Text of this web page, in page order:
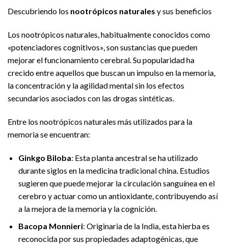
Descubriendo los nootrópicos naturales y sus beneficios
Los nootrópicos naturales, habitualmente conocidos como
«potenciadores cognitivos», son sustancias que pueden
mejorar el funcionamiento cerebral. Su popularidad ha
crecido entre aquellos que buscan un impulso en la memoria,
la concentración y la agilidad mental sin los efectos
secundarios asociados con las drogas sintéticas.
Entre los nootrópicos naturales más utilizados para la
memoria se encuentran:
Ginkgo Biloba: Esta planta ancestral se ha utilizado
durante siglos en la medicina tradicional china. Estudios
sugieren que puede mejorar la circulación sanguínea en el
cerebro y actuar como un antioxidante, contribuyendo así
a la mejora de la memoria y la cognición.
Bacopa Monnieri: Originaria de la India, esta hierba es
reconocida por sus propiedades adaptogénicas, que